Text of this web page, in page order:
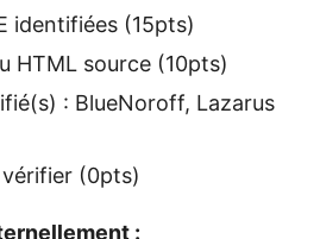
identifiées (15pts)
HTML source (10pts)
: BlueNoroff, Lazarus
vérifier (0pts)
: